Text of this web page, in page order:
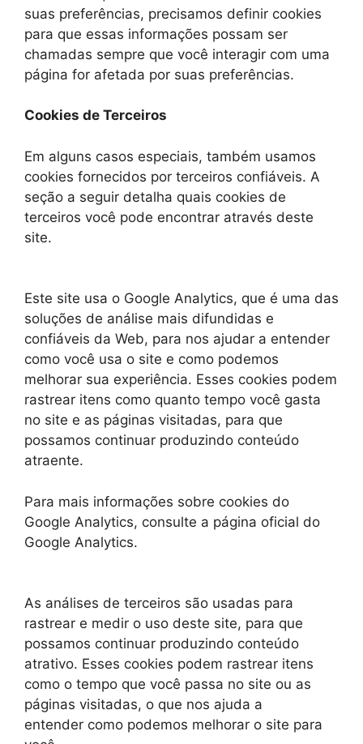
suas preferências, precisamos definir cookies
para que essas informações possam ser
chamadas sempre que você interagir com uma
página for afetada por suas preferências.
Cookies de Terceiros
Em alguns casos especiais, também usamos
cookies fornecidos por terceiros confiáveis. A
seção a seguir detalha quais cookies de
terceiros você pode encontrar através deste
site.
Este site usa o Google Analytics, que é uma das
soluções de análise mais difundidas e
confiáveis ​​da Web, para nos ajudar a entender
como você usa o site e como podemos
melhorar sua experiência. Esses cookies podem
rastrear itens como quanto tempo você gasta
no site e as páginas visitadas, para que
possamos continuar produzindo conteúdo
atraente.
Para mais informações sobre cookies do
Google Analytics, consulte a página oficial do
Google Analytics.
As análises de terceiros são usadas para
rastrear e medir o uso deste site, para que
possamos continuar produzindo conteúdo
atrativo. Esses cookies podem rastrear itens
como o tempo que você passa no site ou as
páginas visitadas, o que nos ajuda a
entender como podemos melhorar o site para